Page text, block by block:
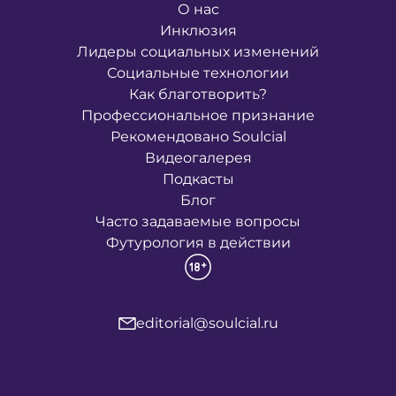
пространство
где игра остаётся
даже если
помогает развитию
О нас
Инклюзия
Лидеры социальных изменений
Социальные технологии
Как благотворить?
Профессиональное признание
Рекомендовано Soulcial
Видеогалерея
Подкасты
Блог
Часто задаваемые вопросы
Футурология в действии
editorial@soulcial.ru